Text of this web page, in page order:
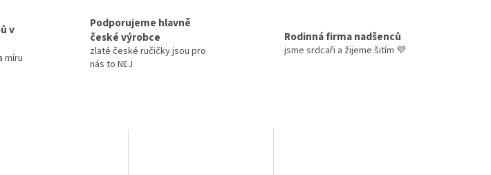
v
míru
Podporujeme hlavně
české výrobce
zlaté české ručičky jsou pro
nás to NEJ
Rodinná firma nadšenců
jsme srdcaři a žijeme šitím 💜